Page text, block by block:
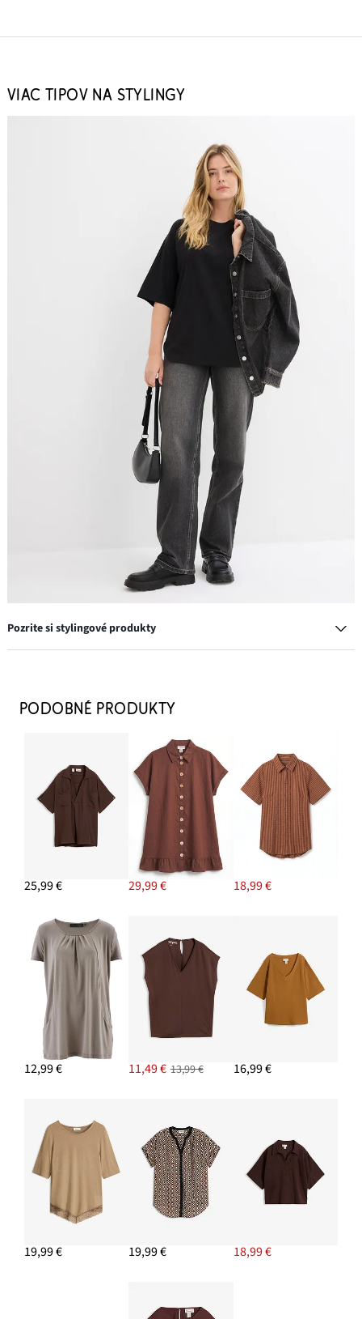
VIAC TIPOV NA STYLINGY
Pozrite si stylingové produkty
26,99 €
PRIDAŤ DO KOŠÍKA
Šiltovka s výšivkou
11,99 €
PRIDAŤ DO KOŠÍKA
Rovné džínsy, Loose
PODOBNÉ PRODUKTY
25,99 € 29,99 € 18,99 €
12,99 € 11,49 € 13,99 € 16,99 €
19,99 € 19,99 € 18,99 €